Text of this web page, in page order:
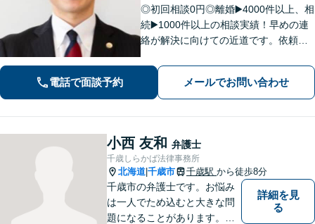
◎初回相談0円◎離婚▶️4000件以上、相
続▶️1000件以上の相談実績！早めの連
絡が解決に向けての近道です。依頼者
悩みでも丁寧に説明しながら、解決に
向けて尽力いたします。お気軽にご相
談ください【休日・夜間相談可】
電話で面談予約 メールでお問い合わせ
小西 友和 弁護士
千歳しらかば法律事務所
北海道 千歳市 千歳駅 から徒歩8分
千歳市の弁護士です。お悩み
は一人でため込むと大きな問
題になることがあります。ぜ
詳細を見
る